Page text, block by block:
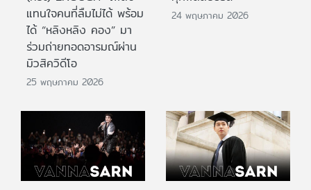
แทนใจคนที่ลืมไม่ได้ พร้อม
ได้ “หลิงหลิง คอง” มา
ร่วมถ่ายทอดอารมณ์ผ่าน
มิวสิควิดีโอ
25 พฤษภาคม 2026
24 พฤษภาคม 2026